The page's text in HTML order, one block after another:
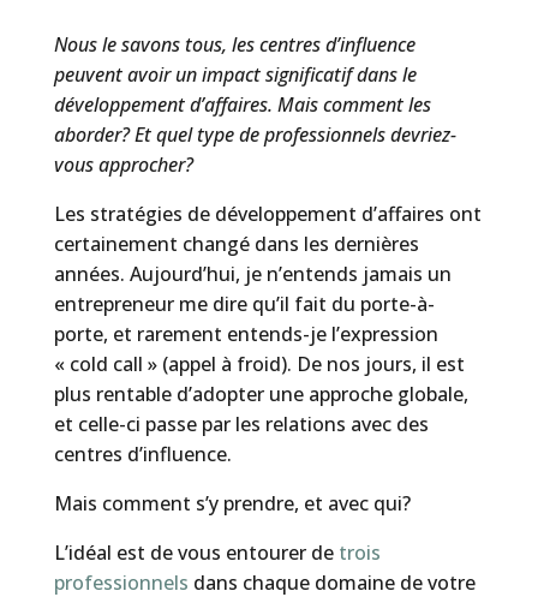
Nous le savons tous, les centres d’influence
peuvent avoir un impact significatif dans le
développement d’affaires. Mais comment les
aborder? Et quel type de professionnels devriez-
vous approcher?
Les stratégies de développement d’affaires ont
certainement changé dans les dernières
années. Aujourd’hui, je n’entends jamais un
entrepreneur me dire qu’il fait du porte-à-
porte, et rarement entends-je l’expression
« cold call » (appel à froid). De nos jours, il est
plus rentable d’adopter une approche globale,
et celle-ci passe par les relations avec des
centres d’influence.
Mais comment s’y prendre, et avec qui?
L’idéal est de vous entourer de trois
professionnels dans chaque domaine de votre